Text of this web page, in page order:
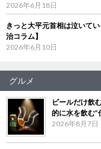
2026年6月18日
きっと大平元首相は泣いて
治コラム】
2026年6月10日
グルメ
ビールだけ飲
的に水を飲む”
2026年8月7日